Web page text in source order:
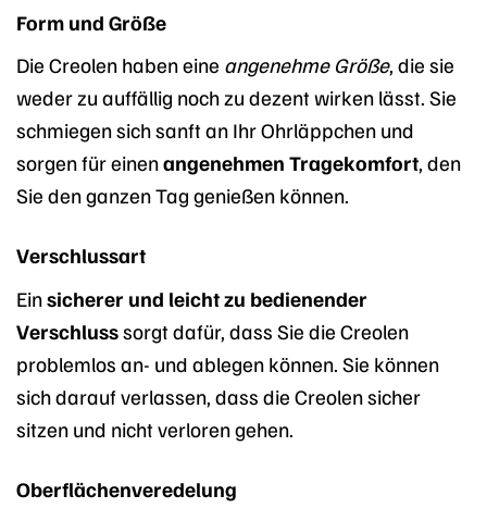
Form und Größe
Die Creolen haben eine angenehme Größe, die sie
weder zu auffällig noch zu dezent wirken lässt. Sie
schmiegen sich sanft an Ihr Ohrläppchen und
sorgen für einenangenehmen Tragekomfort, den
Sie den ganzen Tag genießen können.
Verschlussart
Einsicherer und leicht zu bedienender
Verschlusssorgt dafür, dass Sie die Creolen
problemlos an- und ablegen können. Sie können
sich darauf verlassen, dass die Creolen sicher
sitzen und nicht verloren gehen.
Oberflächenveredelung